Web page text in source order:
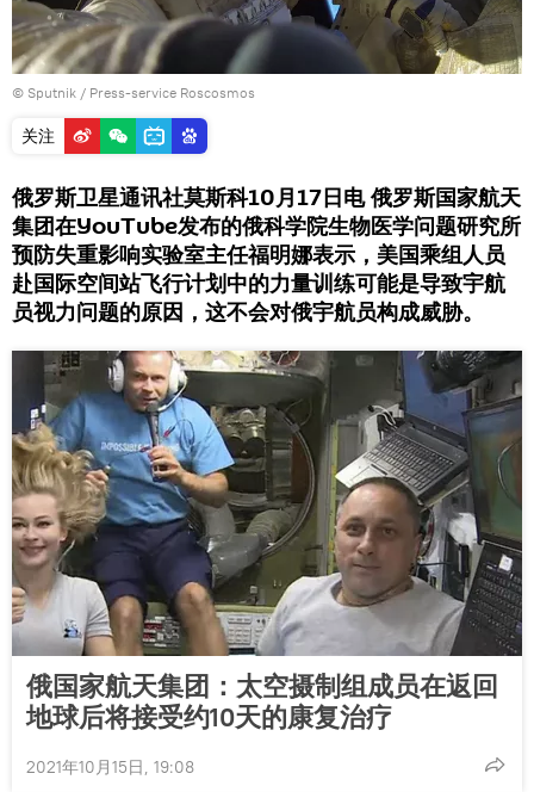
© Sputnik / Press-service Roscosmos
关注
俄罗斯卫星通讯社莫斯科10月17日电 俄罗斯国家航天
集团在YouTube发布的俄科学院生物医学问题研究所
预防失重影响实验室主任福明娜表示，美国乘组人员
赴国际空间站飞行计划中的力量训练可能是导致宇航
员视力问题的原因，这不会对俄宇航员构成威胁。
俄国家航天集团：太空摄制组成员在返回
地球后将接受约10天的康复治疗
2021年10月15日, 19:08